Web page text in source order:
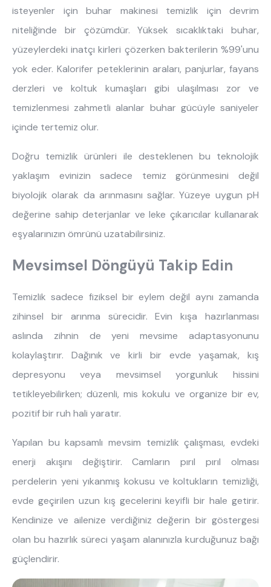
ne aramıştınız?
En çok ziyaret edilenler
tek kişilik yatak gamer
monte
beşik
toddler yatak
puf
oyuncu sandalyesi
isteyenler için buhar makinesi temizlik için devrim
niteliğinde bir çözümdür. Yüksek sıcaklıktaki buhar,
yüzeylerdeki inatçı kirleri çözerken bakterilerin %99'unu
yok eder. Kalorifer peteklerinin araları, panjurlar, fayans
derzleri ve koltuk kumaşları gibi ulaşılması zor ve
temizlenmesi zahmetli alanlar buhar gücüyle saniyeler
içinde tertemiz olur.
Doğru temizlik ürünleri ile desteklenen bu teknolojik
yaklaşım evinizin sadece temiz görünmesini değil
biyolojik olarak da arınmasını sağlar. Yüzeye uygun pH
değerine sahip deterjanlar ve leke çıkarıcılar kullanarak
eşyalarınızın ömrünü uzatabilirsiniz.
Mevsimsel Döngüyü Takip Edin
Temizlik sadece fiziksel bir eylem değil aynı zamanda
zihinsel bir arınma sürecidir. Evin kışa hazırlanması
aslında zihnin de yeni mevsime adaptasyonunu
kolaylaştırır. Dağınık ve kirli bir evde yaşamak, kış
depresyonu veya mevsimsel yorgunluk hissini
tetikleyebilirken; düzenli, mis kokulu ve organize bir ev,
pozitif bir ruh hali yaratır.
Yapılan bu kapsamlı mevsim temizlik çalışması, evdeki
enerji akışını değiştirir. Camların pırıl pırıl olması
perdelerin yeni yıkanmış kokusu ve koltukların temizliği,
evde geçirilen uzun kış gecelerini keyifli bir hale getirir.
Kendinize ve ailenize verdiğiniz değerin bir göstergesi
olan bu hazırlık süreci yaşam alanınızla kurduğunuz bağı
güçlendirir.